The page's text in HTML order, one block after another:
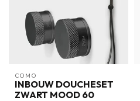
COMO
INBOUW DOUCHESET
ZWART MOOD 60